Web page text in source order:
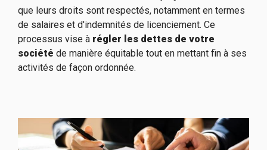
que leurs droits sont respectés, notamment en termes
de salaires et d'indemnités de licenciement. Ce
processus vise à régler les dettes de votre
société de manière équitable tout en mettant fin à ses
activités de façon ordonnée.